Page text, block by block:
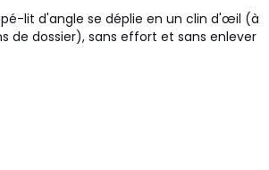
lit d'angle se déplie en un clin d'œil (à
de dossier), sans effort et sans enlever